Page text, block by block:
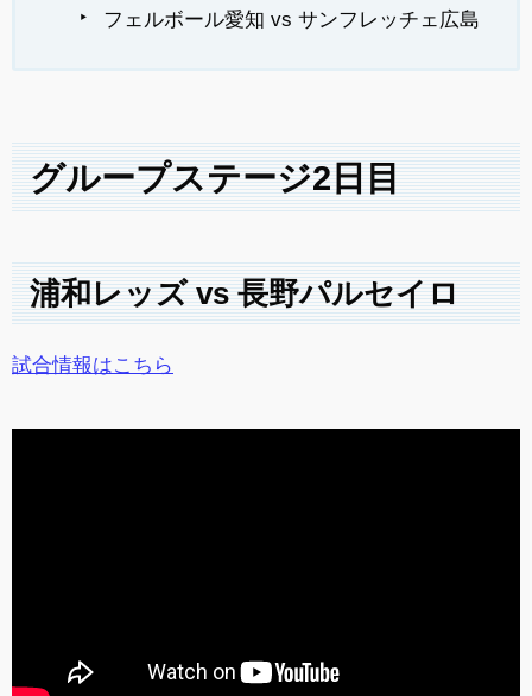
フェルボール愛知 vs サンフレッチェ広島
グループステージ2日目
浦和レッズ vs 長野パルセイロ
試合情報はこちら